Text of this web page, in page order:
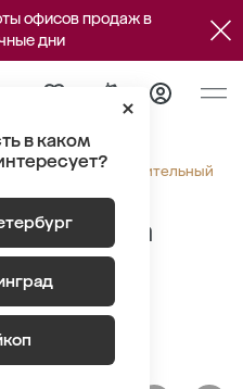
офисов продаж в
дни
в каком
компании «Строительный
в